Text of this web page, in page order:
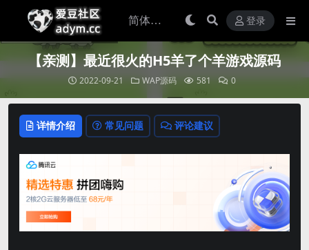
登录
【亲测】最近很火的H5羊了个羊游戏源码
2022-09-21 WAP源码 581 0
详情介绍 常见问题 评论建议